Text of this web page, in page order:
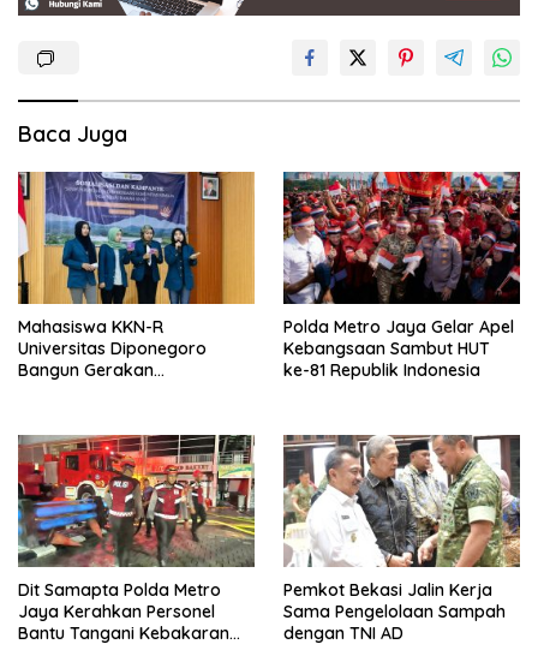
Baca Juga
Mahasiswa KKN-R
Universitas Diponegoro
Bangun Gerakan
Polda Metro Jaya Gelar Apel
Kebangsaan Sambut HUT
ke-81 Republik Indonesia
Dit Samapta Polda Metro
Jaya Kerahkan Personel
Bantu Tangani Kebakaran
Pemkot Bekasi Jalin Kerja
Sama Pengelolaan Sampah
dengan TNI AD